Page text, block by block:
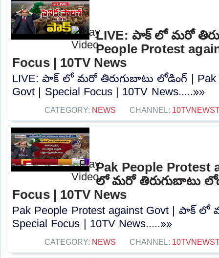
LIVE: పాక్ లో మరో
People Protest
Focus | 10TV News
LIVE: పాక్ లో మరో తిరుగుబాటు లోడింగ్ | Pak
Govt | Special Focus | 10TV News.....»»
CATEGORY: NEWS CHANNEL:
Pak People Protest
లో మరో తిరుగుబాటు
Focus | 10TV News
Pak People Protest against Govt | పాక్
Special Focus | 10TV News.....»»
CATEGORY: NEWS CHANNEL: